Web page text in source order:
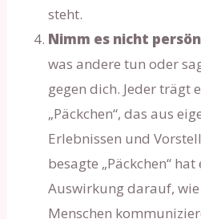
steht.
Nimm es nicht
was andere tun oder
gegen dich. Jeder trägt
„Päckchen“, das aus
Erlebnissen und
besagte „Päckchen“
Auswirkung darauf,
Menschen